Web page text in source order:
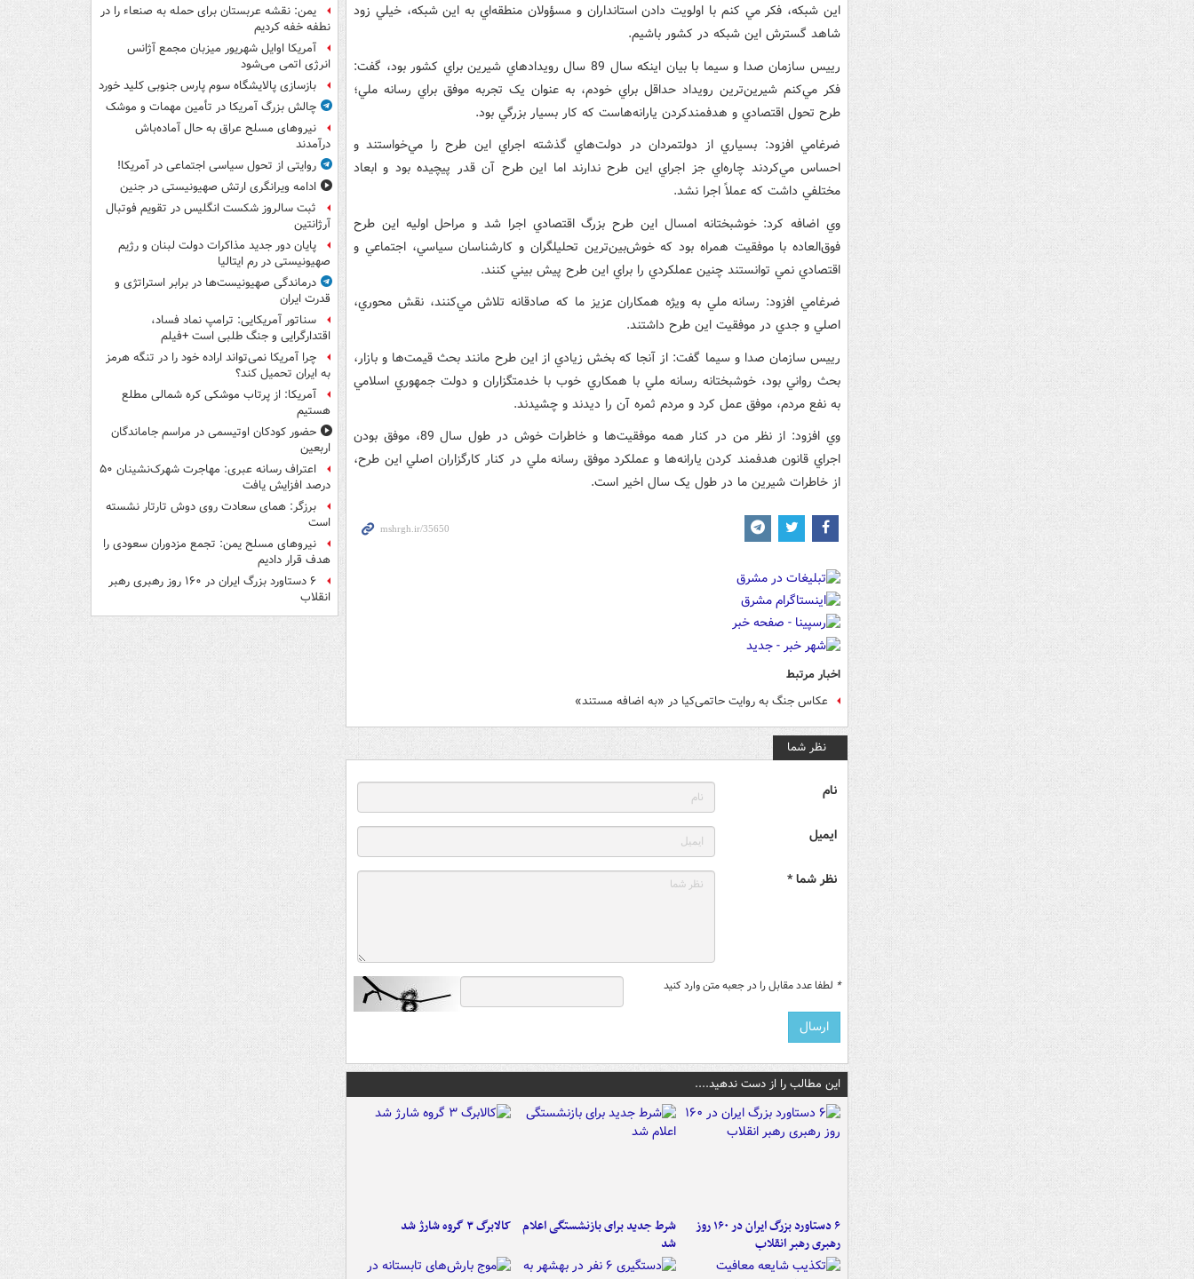
اين شبکه، فکر مي کنم با اولويت دادن استانداران و مسؤولان منطقه‌اي به اين شبکه، خيلي زود
شاهد گسترش اين شبکه در کشور باشيم.
رييس سازمان صدا و سيما با بيان اينکه سال 89 سال رويدادهاي شيرين براي کشور بود، گفت:
فکر مي‌کنم شيرين‌ترين رويداد حداقل براي خودم،‌ به عنوان يک تجربه موفق براي رسانه ملي؛
طرح تحول اقتصادي و هدفمندکردن يارانه‌هاست که کار بسيار بزرگي بود.
ضرغامي افزود: بسياري از دولتمردان در دولت‌هاي گذشته اجراي اين طرح را مي‌خواستند و
احساس مي‌کردند چاره‌اي جز اجراي اين طرح ندارند اما اين طرح آن قدر پيچيده بود و ابعاد
مختلفي داشت که عملاً اجرا نشد.
وي اضافه کرد: خوشبختانه امسال اين طرح بزرگ اقتصادي اجرا شد و مراحل اوليه اين طرح
فوق‌العاده با موفقيت همراه بود که خوش‌بين‌ترين تحليلگران و کارشناسان سياسي، اجتماعي و
اقتصادي نمي توانستند چنين عملکردي را براي اين طرح پيش بيني کنند.
ضرغامي افزود: رسانه ملي به ويژه همکاران عزيز ما که صادقانه تلاش مي‌کنند، نقش محوري،
اصلي و جدي در موفقيت اين طرح داشتند.
رييس سازمان صدا و سيما گفت: از آنجا که بخش زيادي از اين طرح مانند بحث قيمت‌ها و بازار،
بحث رواني بود، خوشبختانه رسانه ملي با همکاري خوب با خدمتگزاران و دولت جمهوري اسلامي
به نفع مردم، موفق عمل کرد و مردم ثمره آن را ديدند و چشيدند.
وي افزود: از نظر من در کنار همه موفقيت‌ها و خاطرات خوش در طول سال 89، موفق بودن
اجراي قانون هدفمند کردن يارانه‌ها و عملکرد موفق رسانه ملي در کنار کارگزاران اصلي اين طرح،
از خاطرات شيرين ما در طول يک سال اخير است.
اخبار مرتبط
عکاس جنگ به روایت حاتمی‌کیا در «به اضافه مستند»
نظر شما
نام
ایمیل
نظر شما *
* لطفا عدد مقابل را در جعبه متن وارد کنید
این مطالب را از دست ندهید....
۶ دستاورد بزرگ ایران در ۱۶۰ روز
رهبری رهبر انقلاب
شرط جدید برای بازنشستگی اعلام
شد
کالابرگ ۳ گروه شارژ شد
یمن: نقشه عربستان برای حمله به صنعاء را در
نطفه خفه کردیم
آمریکا اوایل شهریور میزبان مجمع آژانس
انرژی اتمی می‌شود
بازسازی پالایشگاه سوم پارس جنوبی کلید خورد
چالش بزرگ آمریکا در تأمین مهمات و موشک
نیروهای مسلح عراق به حال آماده‌باش
درآمدند
روایتی از تحول سیاسی اجتماعی در آمریکا!
ادامه ویرانگری ارتش صهیونیستی در جنین
ثبت سالروز شکست انگلیس در تقویم فوتبال
آرژانتین
پایان دور جدید مذاکرات دولت لبنان و رژیم
صهیونیستی در رم ایتالیا
درماندگی صهیونیست‌ها در برابر استراتژی و
قدرت ایران
سناتور آمریکایی: ترامپ نماد فساد،
اقتدارگرایی و جنگ طلبی است +فیلم
چرا آمریکا نمی‌تواند اراده خود را در تنگه هرمز
به ایران تحمیل کند؟
آمریکا: از پرتاب موشکی کره شمالی مطلع
هستیم
حضور کودکان اوتیسمی در مراسم جاماندگان
اربعین
اعتراف رسانه عبری: مهاجرت شهرک‌نشینان ۵۰
درصد افزایش یافت
برزگر: همای سعادت روی دوش تارتار نشسته
است
نیروهای مسلح یمن: تجمع مزدوران سعودی را
هدف قرار دادیم
۶ دستاورد بزرگ ایران در ۱۶۰ روز رهبری رهبر
انقلاب